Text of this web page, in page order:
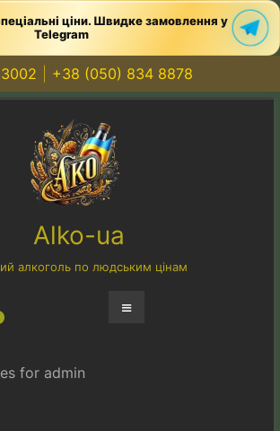
Alko-ua
алкоголь по людським цінам
Меню
for admin
ціни. Швидке замовлення у
Telegram
+38 (050) 834 8878